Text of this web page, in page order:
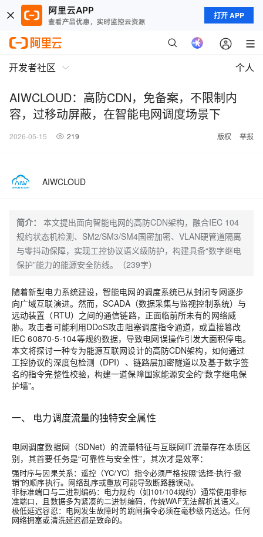
打开 APP
开发者社区 个人
AIWCLOUD：高防CDN，免备案，不限制内
容，过移动屏蔽，在智能电网调度场景下
2026-05-15 219 版权 举报
AIWCLOUD
简介：
本文提出面向智能电网的高防CDN架构，融合IEC 104
规约状态机检测、SM2/SM3/SM4国密加密、VLAN硬管道隔离
与零抖动保障，实现工控协议语义级防护，构建具备“数字继电
保护”能力的能源安全防线。（239字）
随着新型电力系统建设，智能电网的调度系统已从封闭专网逐步
向广域互联演进。然而，SCADA（数据采集与监视控制系统）与
远动装置（RTU）之间的通信链路，正面临前所未有的网络威
胁。攻击者可能利用DDoS攻击阻塞调度指令通道，或直接篡改
IEC 60870-5-104等规约数据，导致电网误操作引发大面积停电。
本文将探讨一种专为能源互联网设计的高防CDN架构，如何通过
工控协议的深度包检测（DPI）、链路层加密隧道以及基于数字签
名的指令完整性校验，构建一道保障国家能源安全的“数字继电保
护墙”。
一、 电力调度流量的独特安全属性
电网调度数据网（SDNet）的流量特征与互联网IT流量存在本质区
别，其首要任务是“可靠性与安全性”，其次才是效率：
强时序与因果关系：遥控（YC/YC）指令必须严格按照“选择-执行-撤
销”的顺序执行。网络乱序或重放可能导致断路器误动。
非标准端口与二进制编码：电力规约（如101/104规约）通常使用非标
准端口，且数据多为紧凑的二进制编码，传统WAF无法解析其语义。
极低延迟容忍：电网发生故障时的跳闸指令必须在毫秒级内送达。任何
网络拥塞或清洗延迟都是致命的。